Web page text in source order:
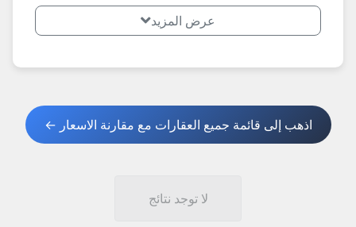
الفاخرة.
- شقق قريبة من الطريق السريع
- شقق استثمارية
1. اطلب صور حديثة + فيديو + عقد ملكية + شهادة
عرض المزيد
اذهب إلى قائمة جميع العقارات مع مقارنة الاسعار ←
لا توجد نتائج